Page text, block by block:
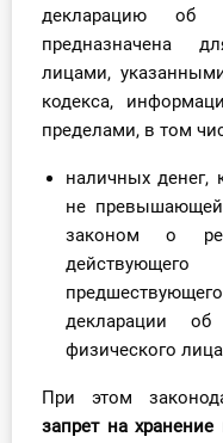
Практика ИП
Кадры. Труд.
Учет по отраслям
Юридический
Интернет-магазин
О Системе
Обучение
Тарифы
декларацию об
предназначена
лицами,
кодекса,
пределами, в том
наличных денег,
не
законом о
декларации об
физического
При этом
запрет на